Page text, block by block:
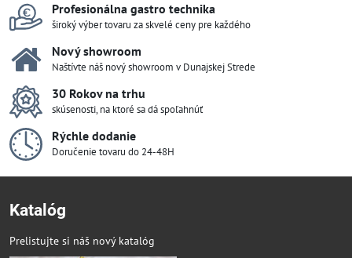
Profesionálna gastro technika
široký výber tovaru za skvelé ceny pre každého
Nový showroom
Naštívte náš nový showroom v Dunajskej Strede
30 Rokov na trhu
skúsenosti, na ktoré sa dá spoľahnúť
Rýchle dodanie
Doručenie tovaru do 24-48H
Katalóg
Prelistujte si náš nový katalóg